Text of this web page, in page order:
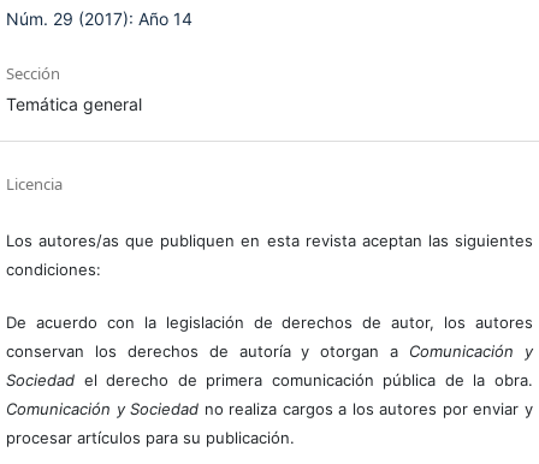
Núm. 29 (2017): Año 14
Sección
Temática general
Licencia
Los autores/as que publiquen en esta revista aceptan las siguientes
condiciones:
De acuerdo con la legislación de derechos de autor, los autores
conservan los derechos de autoría y otorgan a Comunicación y
Sociedadel derecho de primera comunicación pública de la obra.
Comunicación y Sociedad no realiza cargos a los autores por enviar y
procesar artículos para su publicación.